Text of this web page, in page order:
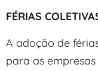
FÉRIAS
A adoção de
para as